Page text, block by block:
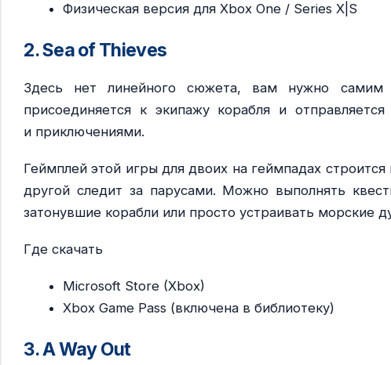
Физическая версия для Xbox One / Series X|S
2. Sea of Thieves
Здесь нет линейного сюжета, вам нужно
присоединяется к экипажу корабля и
и приключениями.
Геймплей этой игры для двоих на геймпадах
другой следит за парусами. Можно выполнять
затонувшие корабли или просто устраивать морские
Где скачать
Microsoft Store (Xbox)
Xbox Game Pass (включена в библиотеку)
3. A Way Out